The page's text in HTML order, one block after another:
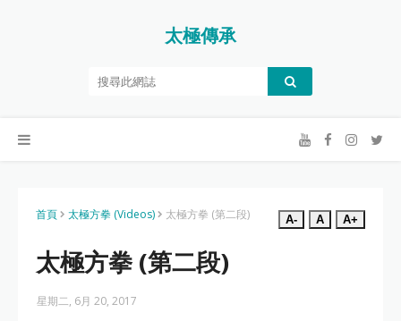
太極傳承
首頁 太極方拳 (Videos) 太極方拳 (第二段) A- A A+
太極方拳 (第二段)
星期二, 6月 20, 2017